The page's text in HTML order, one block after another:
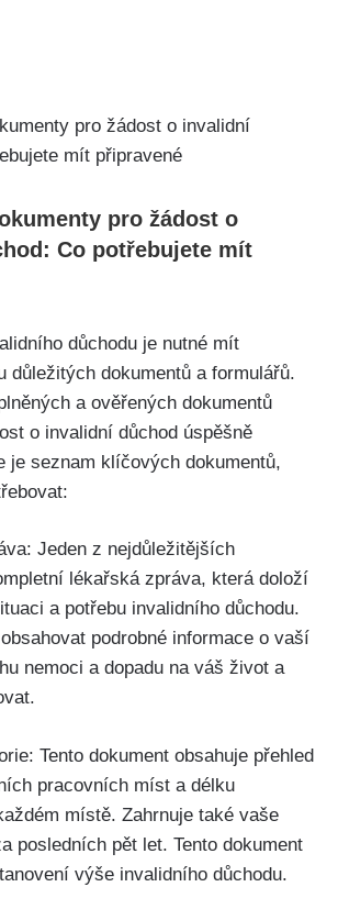
pro žádost o
Co potřebujete mít
důchodu je nutné mít
důležitých dokumentů a formulářů.
a ověřených dokumentů
o invalidní důchod úspěšně
je seznam klíčových dokumentů,
Jeden z nejdůležitějších
lékařská zpráva, která doloží
a potřebu invalidního důchodu.
podrobné informace o vaší
nemoci a dopadu na váš život a
Tento dokument obsahuje přehled
pracovních míst a délku
místě. Zahrnuje také vaše
posledních pět let. Tento dokument
výše invalidního důchodu.